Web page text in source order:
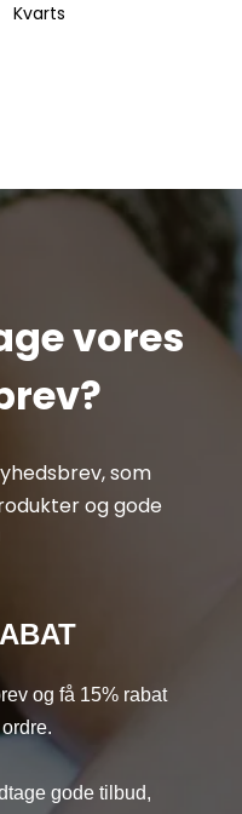
Kvarts
vores
som
og gode
og få 15% rabat
gode tilbud,